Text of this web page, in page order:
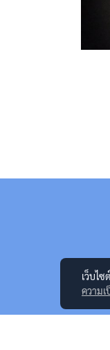
เว็บไ
ความ